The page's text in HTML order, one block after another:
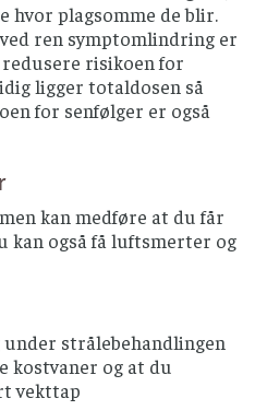
hvor plagsomme de blir.
ren symptomlindring er
risikoen for
ligger totaldosen så
for senfølger er også
kan medføre at du får
kan også få luftsmerter og
strålebehandlingen
kostvaner og at du
vekttap